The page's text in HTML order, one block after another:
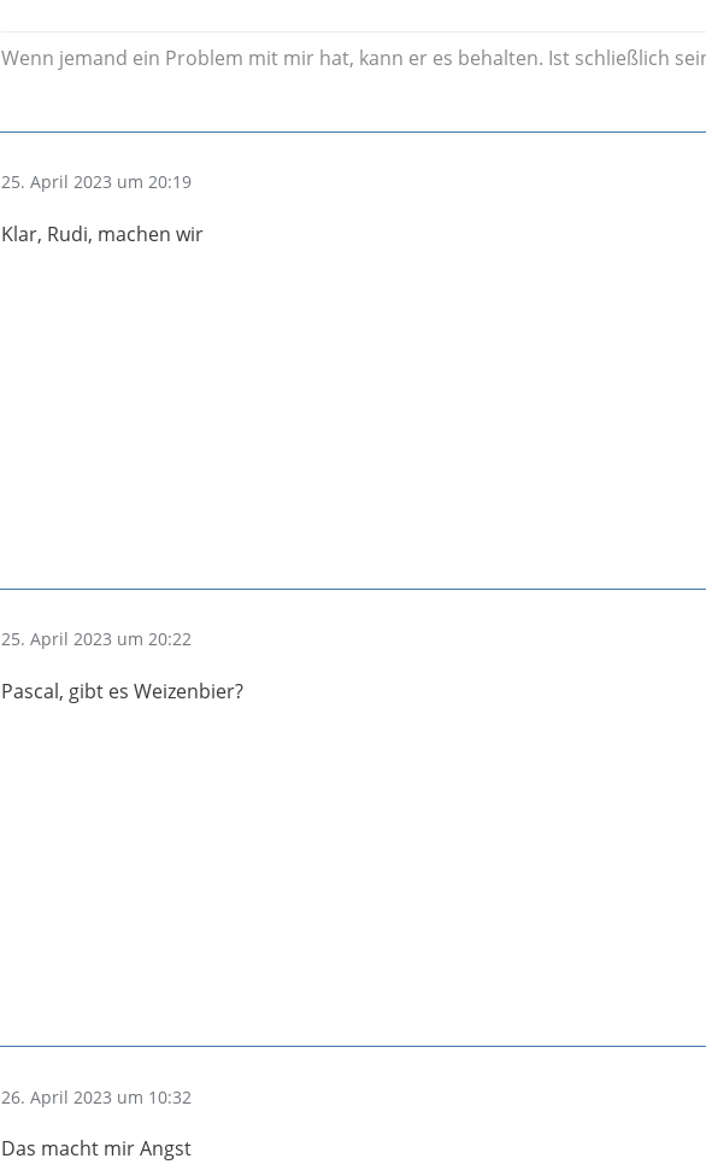
Wenn jemand ein Problem mit mir hat, kann er es behalten. Ist schließlich
25. April 2023 um 20:19
Klar, Rudi, machen wir
25. April 2023 um 20:22
Pascal, gibt es Weizenbier?
26. April 2023 um 10:32
Das macht mir Angst